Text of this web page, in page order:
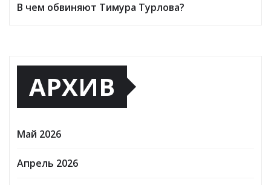
В чем обвиняют Тимура Турлова?
АРХИВ
Май 2026
Апрель 2026